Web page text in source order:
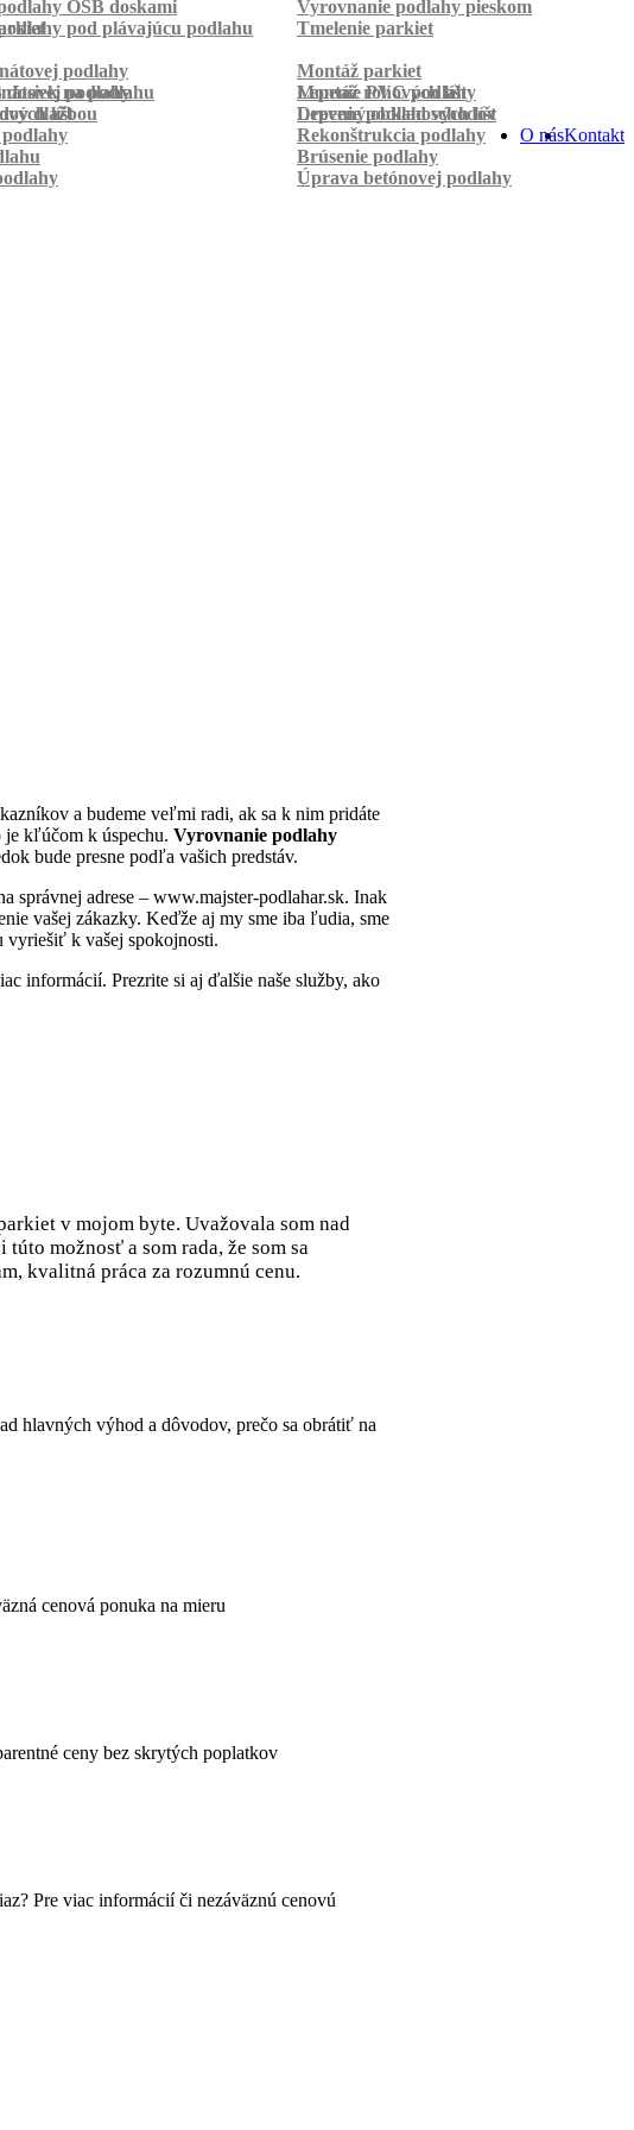
OSB doskami
Vyrovnanie podlahy pieskom
pod plávajúcu podlahu
Tmelenie parkiet
podlahy
Montáž parkiet
dosiek na podlahu
Montáž rohových líšt
podlahy
Lepenie PVC podlahy
líšt Lepenie podlahových líšt
dlažbou
Drevený obklad schodov
Rekonštrukcia podlahy
Brúsenie podlahy
Úprava betónovej podlahy
Kontakt
O nás
a budeme veľmi radi, ak sa k nim pridáte
je kľúčom k úspechu. Vyrovnanie podlahy
bude presne podľa vašich predstáv.
správnej adrese – www.majster-podlahar.sk. Inak
vašej zákazky. Keďže aj my sme iba ľudia, sme
vyriešiť k vašej spokojnosti.
informácií. Prezrite si aj ďalšie naše služby, ako
v mojom byte. Uvažovala som nad
možnosť a som rada, že som sa
kvalitná práca za rozumnú cenu.
hlavných výhod a dôvodov, prečo sa obrátiť na
cenová ponuka na mieru
ceny bez skrytých poplatkov
Pre viac informácií či nezáväznú cenovú